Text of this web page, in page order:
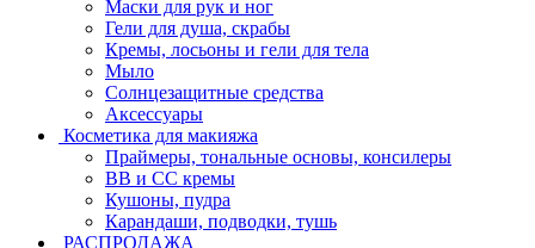
Маски для рук и ног
Гели для душа, скрабы
Кремы, лосьоны и гели для тела
Мыло
Солнцезащитные средства
Аксессуары
Косметика для макияжа
Праймеры, тональные основы, консилеры
BB и CC кремы
Кушоны, пудра
Карандаши, подводки, тушь
РАСПРОДАЖА